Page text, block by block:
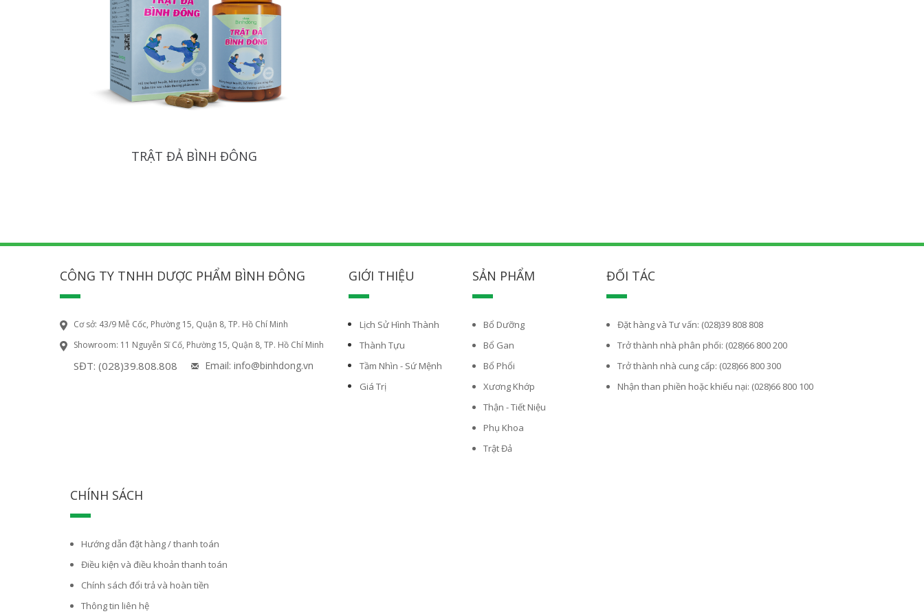
TRẬT ĐẢ BÌNH ĐÔNG
CÔNG TY TNHH DƯỢC PHẨM BÌNH ĐÔNG
Cơ sở: 43/9 Mễ Cốc, Phường 15, Quận 8, TP. Hồ Chí Minh
Showroom: 11 Nguyễn Sĩ Cố, Phường 15, Quận 8, TP. Hồ Chí Minh
SĐT: (028)39.808.808 Email: info@binhdong.vn
GIỚI THIỆU
Lịch Sử Hình Thành
Thành Tựu
Tầm Nhìn - Sứ Mệnh
Giá Trị
SẢN PHẨM
Bổ Dưỡng
Bổ Gan
Bổ Phổi
Xương Khớp
Thận - Tiết Niệu
Phụ Khoa
Trật Đả
ĐỐI TÁC
Đặt hàng và Tư vấn: (028)39 808 808
Trở thành nhà phân phối: (028)66 800 200
Trở thành nhà cung cấp: (028)66 800 300
Nhận than phiền hoặc khiếu nại: (028)66 800 100
CHÍNH SÁCH
Hướng dẫn đặt hàng / thanh toán
Điều kiện và điều khoản thanh toán
Chính sách đổi trả và hoàn tiền
Thông tin liên hệ